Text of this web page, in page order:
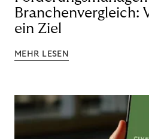
Branchenvergleich:
ein Ziel
MEHR LESEN